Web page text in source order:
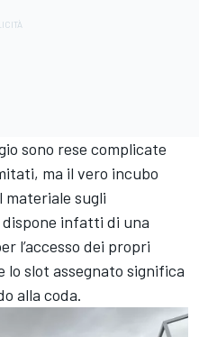
sono rese complicate
ma il vero incubo
materiale sugli
infatti di una
l’accesso dei propri
lo slot assegnato significa
alla coda.